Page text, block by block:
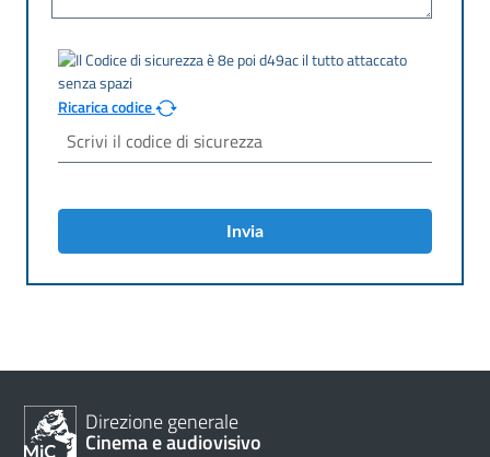
Ricarica codice
Invia
Direzione generale
Cinema e audiovisivo